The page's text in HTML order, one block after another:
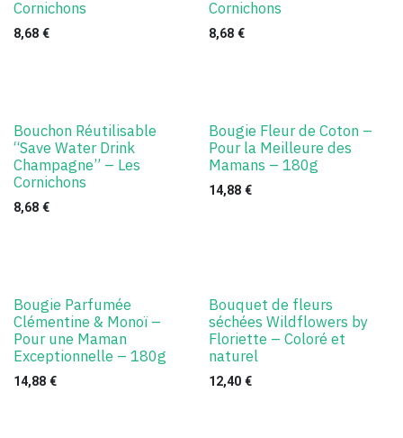
Cornichons
8,68 €
Cornichons
8,68€
Bouchon Réutilisable
“Save Water Drink
Champagne” – Les
Cornichons
8,68 €
Bougie Fleur de Coton –
Pour la Meilleure des
Mamans – 180g
14,88€
Bougie Parfumée
Clémentine & Monoï –
Pour une Maman
Exceptionnelle – 180g
14,88 €
Bouquet de fleurs
séchées Wildflowers by
Floriette – Coloré et
naturel
12,40€